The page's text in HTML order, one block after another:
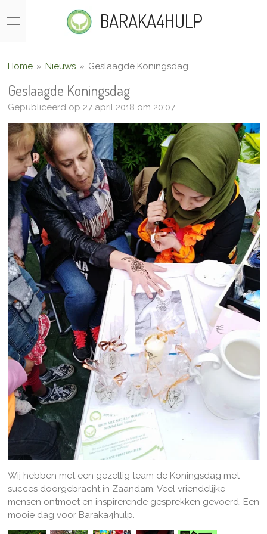
direct
hoofdinhoud
BARAKA4HULP
Home » Nieuws » Geslaagde Koningsdag
Geslaagde Koningsdag
Gepubliceerd op 27 april 2018 om 20:07
Wij hebben met een gezellig team de Koningsdag met
succes doorgebracht in Zaandam. Veel vriendelijke
mensen ontmoet en inspirerende gesprekken gevoerd. Een
mooie dag voor Baraka4hulp.